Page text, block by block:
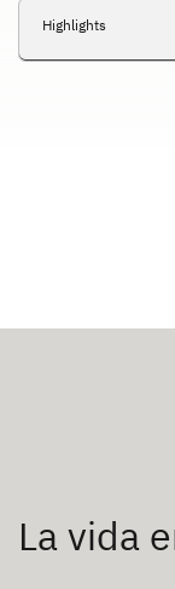
Highlights
La vida